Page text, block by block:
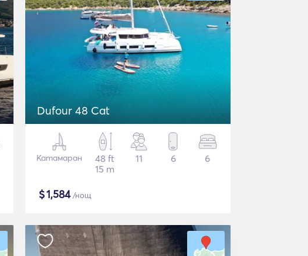
Dufour 48 Cat
Катамаран
48 ft
15 m
11 6 6
$1,584/нощ